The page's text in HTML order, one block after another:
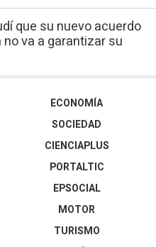
que su nuevo acuerdo
va a garantizar su
ECONOMÍA
SOCIEDAD
CIENCIAPLUS
PORTALTIC
EPSOCIAL
MOTOR
TURISMO